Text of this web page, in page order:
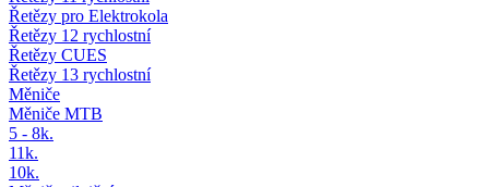
Řetězy pro Elektrokola
Řetězy 12 rychlostní
Řetězy CUES
Řetězy 13 rychlostní
Měniče
Měniče MTB
5 - 8k.
11k.
10k.